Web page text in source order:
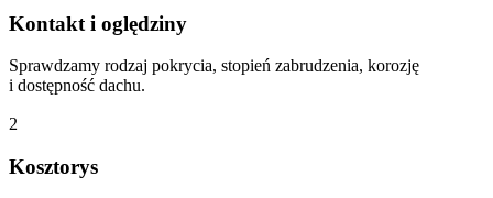
Kontakt i oględziny
Sprawdzamy rodzaj pokrycia, stopień zabrudzenia, korozję
i dostępność dachu.
2
Kosztorys